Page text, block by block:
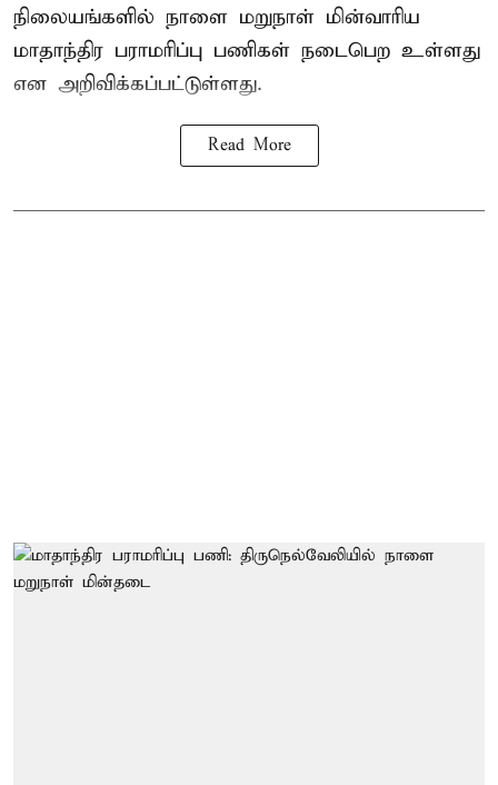
நிலையங்களில் நாளை மறுநாள் மின்வாரிய
மாதாந்திர பராமரிப்பு பணிகள் நடைபெற உள்ளது
என அறிவிக்கப்பட்டுள்ளது.
Read More